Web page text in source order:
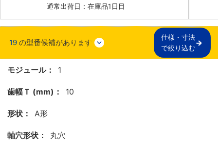
通常出荷日：在庫品1日目
19 の型番候補があります
仕様・寸法
で絞り込む
モジュール： 1
歯幅Ｔ (mm)： 10
形状： A形
軸穴形状： 丸穴